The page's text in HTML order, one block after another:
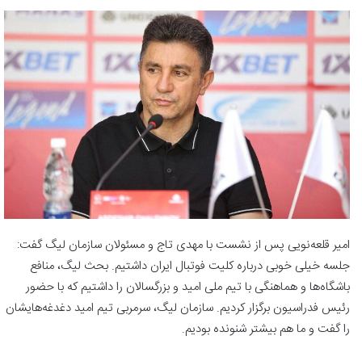
امیر قلعه‌نویی پس از نشست با مهدی تاج و مسئولان سازمان لیگ گفت:
جلسه‌ خیلی خوبی درباره کلیت فوتبال ایران داشتیم. بحث لیگ، منافع
باشگاه‌ها و هماهنگی‌ با تیم ملی امید و بزرگسالان را داشتیم که با حضور
رئیس فدراسیون برگزار کردیم. سازمان لیگ، سرمربی تیم امید دغدغه‌هایشان
را گفت و ما هم بیشتر شنونده بودیم.